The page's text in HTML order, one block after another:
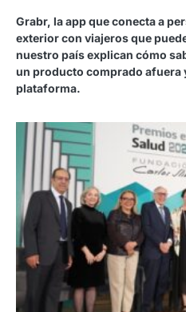
Grabr, la app que conecta a
exterior con viajeros que
nuestro país explican cómo
un producto comprado afuera
plataforma.